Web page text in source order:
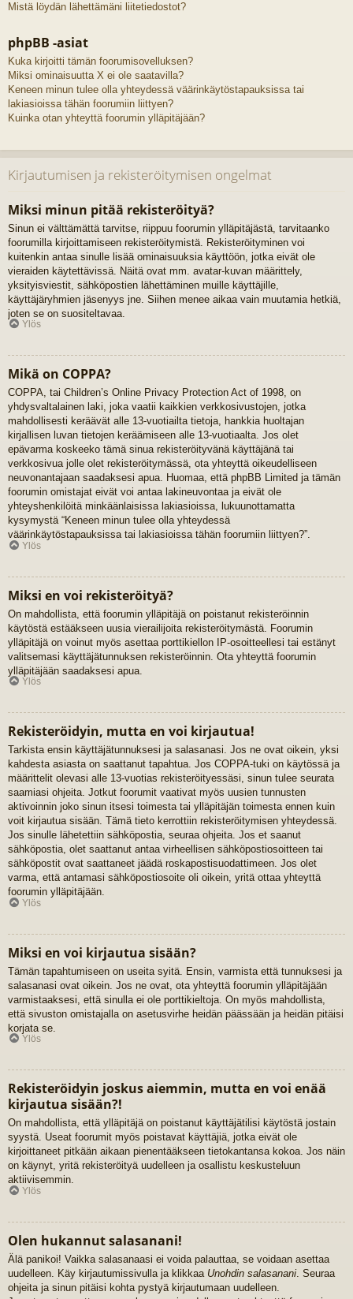
Mistä löydän lähettämäni liitetiedostot?
phpBB -asiat
Kuka kirjoitti tämän foorumisovelluksen?
Miksi ominaisuutta X ei ole saatavilla?
Keneen minun tulee olla yhteydessä väärinkäytöstapauksissa tai
lakiasioissa tähän foorumiin liittyen?
Kuinka otan yhteyttä foorumin ylläpitäjään?
Kirjautumisen ja rekisteröitymisen ongelmat
Miksi minun pitää rekisteröityä?
Sinun ei välttämättä tarvitse, riippuu foorumin ylläpitäjästä, tarvitaanko
foorumilla kirjoittamiseen rekisteröitymistä. Rekisteröityminen voi
kuitenkin antaa sinulle lisää ominaisuuksia käyttöön, jotka eivät ole
vieraiden käytettävissä. Näitä ovat mm. avatar-kuvan määrittely,
yksityisviestit, sähköpostien lähettäminen muille käyttäjille,
käyttäjäryhmien jäsenyys jne. Siihen menee aikaa vain muutamia hetkiä,
joten se on suositeltavaa.
Ylös
Mikä on COPPA?
COPPA, tai Children’s Online Privacy Protection Act of 1998, on
yhdysvaltalainen laki, joka vaatii kaikkien verkkosivustojen, jotka
mahdollisesti keräävät alle 13-vuotiailta tietoja, hankkia huoltajan
kirjallisen luvan tietojen keräämiseen alle 13-vuotiaalta. Jos olet
epävarma koskeeko tämä sinua rekisteröityvänä käyttäjänä tai
verkkosivua jolle olet rekisteröitymässä, ota yhteyttä oikeudelliseen
neuvonantajaan saadaksesi apua. Huomaa, että phpBB Limited ja tämän
foorumin omistajat eivät voi antaa lakineuvontaa ja eivät ole
yhteyshenkilöitä minkäänlaisissa lakiasioissa, lukuunottamatta
kysymystä “Keneen minun tulee olla yhteydessä
väärinkäytöstapauksissa tai lakiasioissa tähän foorumiin liittyen?”.
Ylös
Miksi en voi rekisteröityä?
On mahdollista, että foorumin ylläpitäjä on poistanut rekisteröinnin
käytöstä estääkseen uusia vierailijoita rekisteröitymästä. Foorumin
ylläpitäjä on voinut myös asettaa porttikiellon IP-osoitteellesi tai estänyt
valitsemasi käyttäjätunnuksen rekisteröinnin. Ota yhteyttä foorumin
ylläpitäjään saadaksesi apua.
Ylös
Rekisteröidyin, mutta en voi kirjautua!
Tarkista ensin käyttäjätunnuksesi ja salasanasi. Jos ne ovat oikein, yksi
kahdesta asiasta on saattanut tapahtua. Jos COPPA-tuki on käytössä ja
määrittelit olevasi alle 13-vuotias rekisteröityessäsi, sinun tulee seurata
saamiasi ohjeita. Jotkut foorumit vaativat myös uusien tunnusten
aktivoinnin joko sinun itsesi toimesta tai ylläpitäjän toimesta ennen kuin
voit kirjautua sisään. Tämä tieto kerrottiin rekisteröitymisen yhteydessä.
Jos sinulle lähetettiin sähköpostia, seuraa ohjeita. Jos et saanut
sähköpostia, olet saattanut antaa virheellisen sähköpostiosoitteen tai
sähköpostit ovat saattaneet jäädä roskapostisuodattimeen. Jos olet
varma, että antamasi sähköpostiosoite oli oikein, yritä ottaa yhteyttä
foorumin ylläpitäjään.
Ylös
Miksi en voi kirjautua sisään?
Tämän tapahtumiseen on useita syitä. Ensin, varmista että tunnuksesi ja
salasanasi ovat oikein. Jos ne ovat, ota yhteyttä foorumin ylläpitäjään
varmistaaksesi, että sinulla ei ole porttikieltoja. On myös mahdollista,
että sivuston omistajalla on asetusvirhe heidän päässään ja heidän pitäisi
korjata se.
Ylös
Rekisteröidyin joskus aiemmin, mutta en voi enää
kirjautua sisään?!
On mahdollista, että ylläpitäjä on poistanut käyttäjätilisi käytöstä jostain
syystä. Useat foorumit myös poistavat käyttäjiä, jotka eivät ole
kirjoittaneet pitkään aikaan pienentääkseen tietokantansa kokoa. Jos näin
on käynyt, yritä rekisteröityä uudelleen ja osallistu keskusteluun
aktiivisemmin.
Ylös
Olen hukannut salasanani!
Älä panikoi! Vaikka salasanaasi ei voida palauttaa, se voidaan asettaa
uudelleen. Käy kirjautumissivulla ja klikkaa Unohdin salasanani . Seuraa
ohjeita ja sinun pitäisi kohta pystyä kirjautumaan uudelleen.